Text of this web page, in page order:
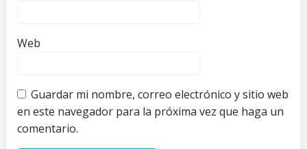
Web
Guardar mi nombre, correo electrónico y sitio web
en este navegador para la próxima vez que haga un
comentario.